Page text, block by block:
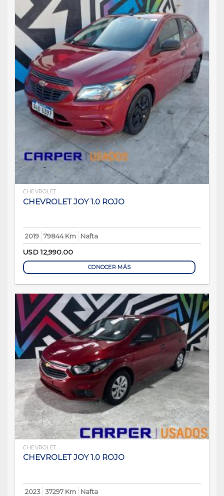
CHEVROLET
CHEVROLET JOY 1.0 ROJO
2019 79844 Km
Nafta
USD12,990.00
CONOCER MÁS
CHEVROLET
CHEVROLET JOY 1.0 ROJO
2023 37297 Km
Nafta